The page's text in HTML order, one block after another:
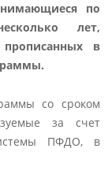
по
лет,
в
со сроком
за счет
ПФДО, в